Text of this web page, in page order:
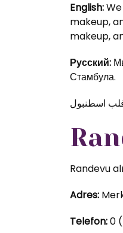
English:
makeup,
makeup,
Русский:
Стамбула.
Randevu
Adres:
Telefon:0